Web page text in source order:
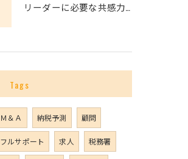
リーダーに必要な共感力とは？
Tags
Ｍ＆Ａ 納税予測 顧問
フルサポート 求人 税務署